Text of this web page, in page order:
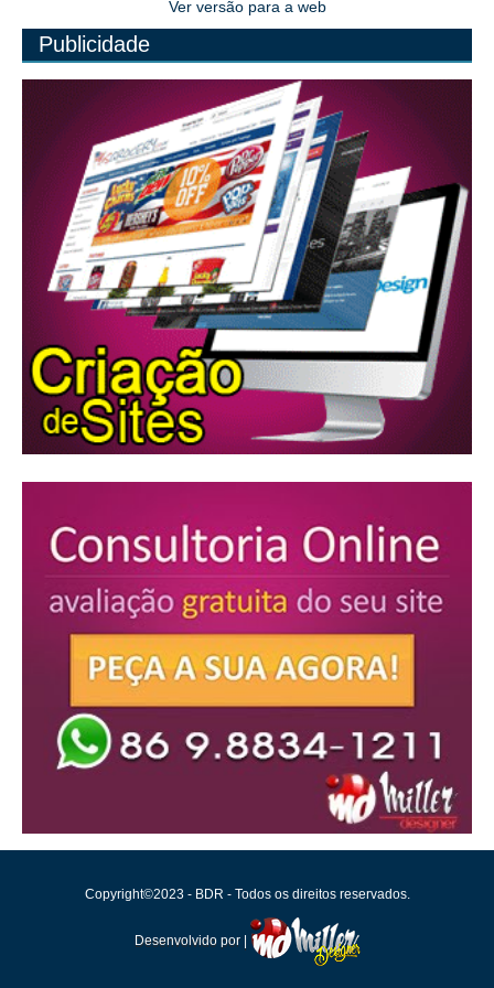
Ver versão para a web
Publicidade
Copyright©2023 - BDR - Todos os direitos reservados.
Desenvolvido por |